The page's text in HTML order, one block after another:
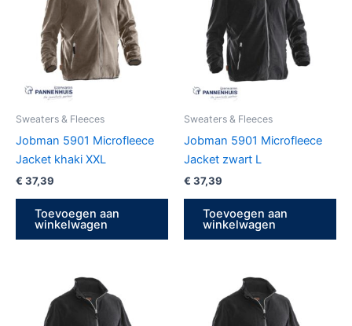
Sweaters & Fleeces
Jobman 5901 Microfleece
Jacket khaki XXL
€ 37,39
Toevoegen aan
winkelwagen
Sweaters & Fleeces
Jobman 5901 Microfleece
Jacket zwart L
€ 37,39
Toevoegen aan
winkelwagen